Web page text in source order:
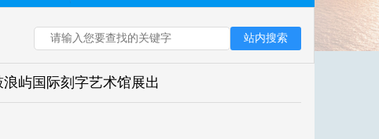
站内搜索
屿国际刻字艺术馆展出